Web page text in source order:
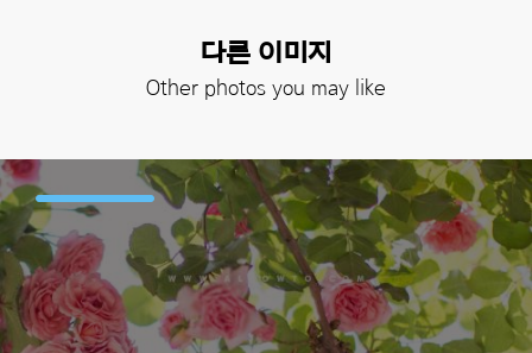
다른 이미지
Other photos you may like